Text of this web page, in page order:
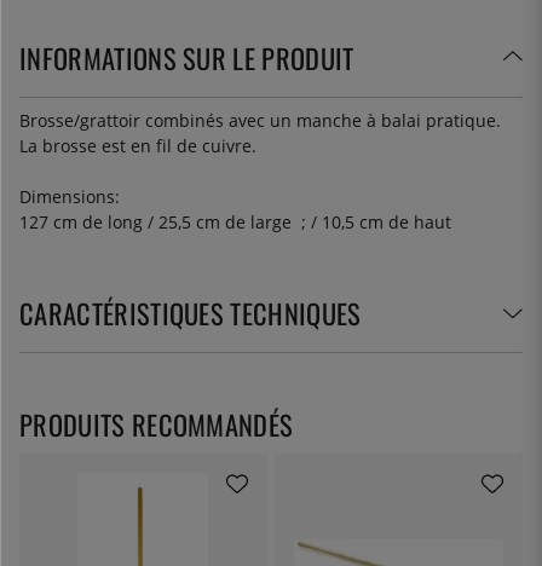
INFORMATIONS SUR LE PRODUIT
Brosse/grattoir combinés avec un manche à balai pratique.
La brosse est en fil de cuivre.
Dimensions:
127 cm de long / 25,5 cm de large ; / 10,5 cm de haut
CARACTÉRISTIQUES TECHNIQUES
PRODUITS RECOMMANDÉS